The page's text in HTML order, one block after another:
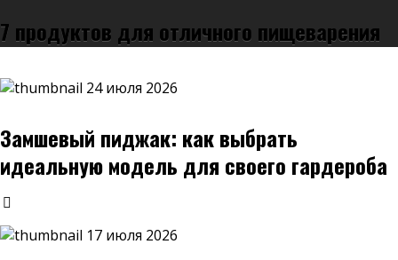
7 продуктов для отличного пищеварения
24 июля 2026
Замшевый пиджак: как выбрать
идеальную модель для своего гардероба
17 июля 2026